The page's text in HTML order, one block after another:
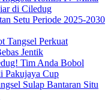
di Ciledug
Setu Periode 2025-2030
Tangsel Perkuat
Jentik
Tim Anda Bobol
Pakujaya Cup
Sulap Bantaran Situ